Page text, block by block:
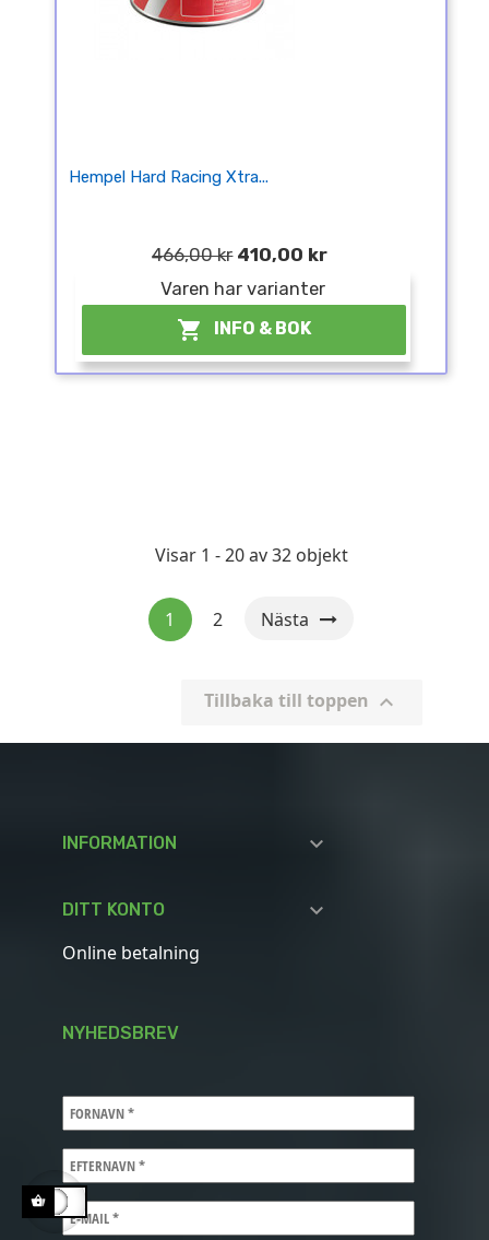
Hempel Hard Racing Xtra...
466,00 kr 410,00 kr
Varen har varianter
 INFO & BOK
Visar 1 - 20 av 32 objekt
1 2 Nästa
Tillbaka till toppen 
INFORMATION 
DITT KONTO 
Online betalning
NYHEDSBREV